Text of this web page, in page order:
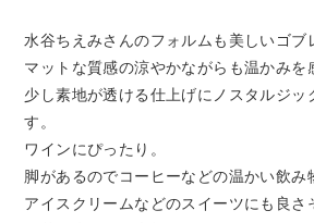
水谷ちえみさんのフォルムも美しいゴブ
マットな質感の涼やかながらも温かみを
少し素地が透ける仕上げにノスタルジッ
す。
ワインにぴったり。
脚があるのでコーヒーなどの温かい飲み
アイスクリームなどのスイーツにも良さ